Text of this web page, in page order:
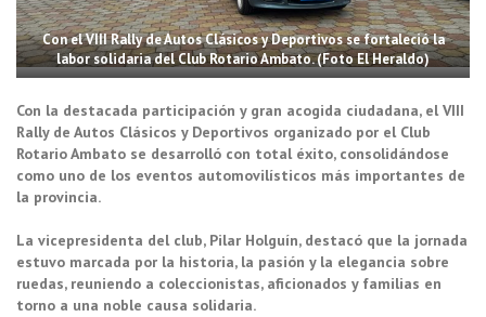
Con el VIII Rally de Autos Clásicos y Deportivos se fortaleció la
labor solidaria del Club Rotario Ambato. (Foto El Heraldo)
Con la destacada participación y gran acogida ciudadana, el VIII
Rally de Autos Clásicos y Deportivos organizado por el Club
Rotario Ambato se desarrolló con total éxito, consolidándose
como uno de los eventos automovilísticos más importantes de
la provincia.
La vicepresidenta del club, Pilar Holguín, destacó que la jornada
estuvo marcada por la historia, la pasión y la elegancia sobre
ruedas, reuniendo a coleccionistas, aficionados y familias en
torno a una noble causa solidaria.